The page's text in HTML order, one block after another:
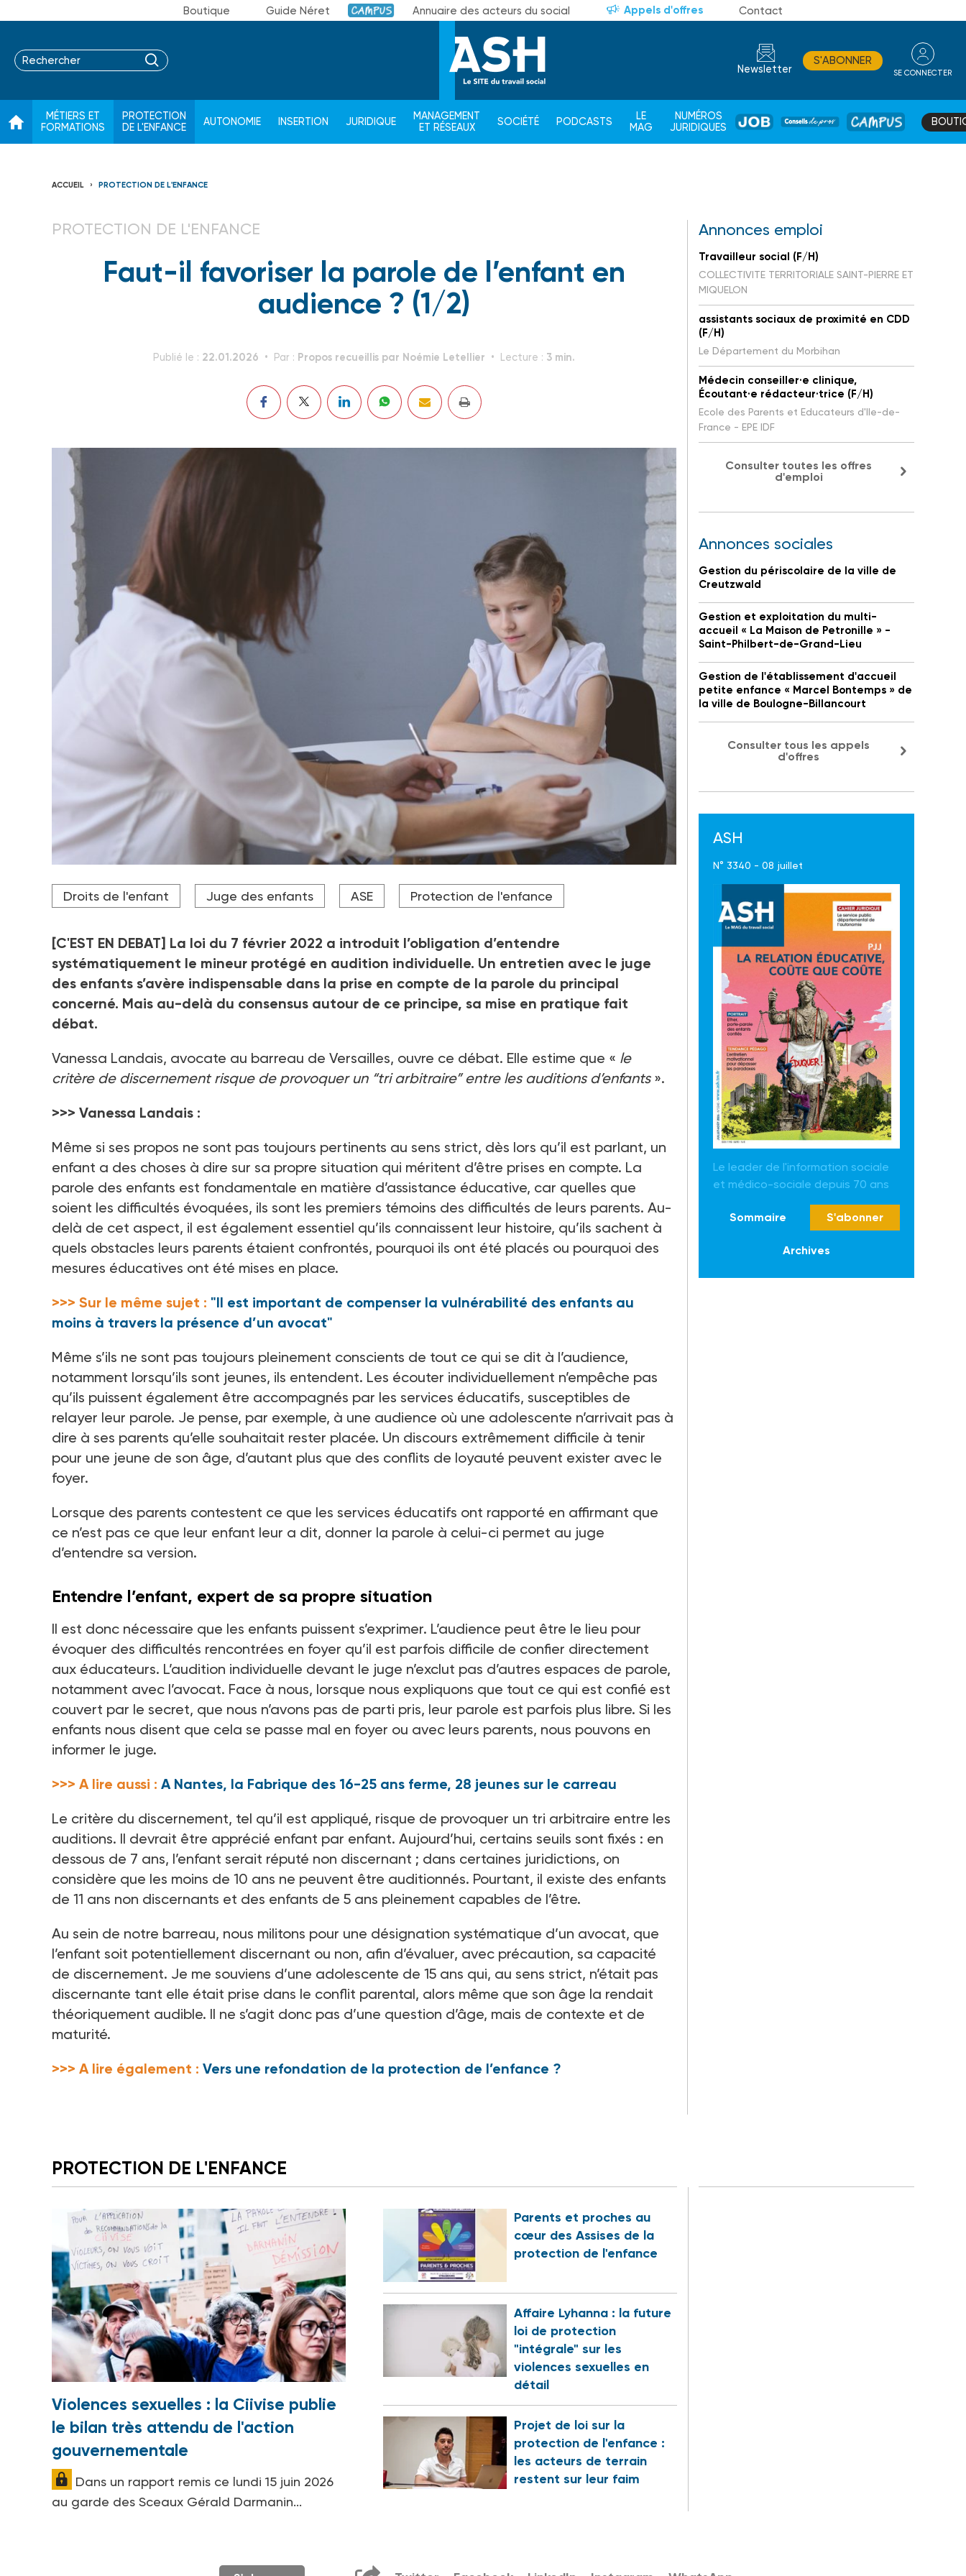
Boutique Guide Néret Campus Annuaire des acteurs du social Appels d'offres Contact
Newsletter
S'ABONNER
SE CONNECTER
MÉTIERS ET
FORMATIONS
PROTECTION
DE L'ENFANCE
AUTONOMIE INSERTION JURIDIQUE
MANAGEMENT
ET RÉSEAUX
SOCIÉTÉ PODCASTS
LE
MAG
NUMÉROS
JURIDIQUES
JOB
DE
CAMPUS
ACCUEIL PROTECTION DE L'ENFANCE
PROTECTION DE L'ENFANCE
Faut-il favoriser la parole de l’enfant en
audience ? (1/2)
Publié le : 22.01.2026 Par : Propos recueillis par Noémie Letellier Lecture : 3 min.
"Même si les enfants ne sont pas toujours pleinement conscients de tout ce qui se dit à l’audience, notamment
lorsqu’ils sont jeunes, ils entendent", estime Vanessa Landais, avocate au barreau de Versailles.
Droits de l'enfant Juge des enfants ASE Protection de l'enfance
[C'EST EN DEBAT] La loi du 7 février 2022 a introduit l’obligation d’entendre
systématiquement le mineur protégé en audition individuelle. Un entretien avec le juge
des enfants s’avère indispensable dans la prise en compte de la parole du principal
concerné. Mais au-delà du consensus autour de ce principe, sa mise en pratique fait
débat.
Vanessa Landais, avocate au barreau de Versailles, ouvre ce débat. Elle estime que « le
critère de discernement risque de provoquer un “tri arbitraire” entre les auditions d’enfants».
>>> Vanessa Landais :
Même si ses propos ne sont pas toujours pertinents au sens strict, dès lors qu’il est parlant, un
enfant a des choses à dire sur sa propre situation qui méritent d’être prises en compte. La
parole des enfants est fondamentale en matière d’assistance éducative, car quelles que
soient les difficultés évoquées, ils sont les premiers témoins des difficultés de leurs parents. Au-
delà de cet aspect, il est également essentiel qu’ils connaissent leur histoire, qu’ils sachent à
quels obstacles leurs parents étaient confrontés, pourquoi ils ont été placés ou pourquoi des
mesures éducatives ont été mises en place.
>>> Sur le même sujet : "Il est important de compenser la vulnérabilité des enfants au
moins à travers la présence d’un avocat"
Même s’ils ne sont pas toujours pleinement conscients de tout ce qui se dit à l’audience,
notamment lorsqu’ils sont jeunes, ils entendent. Les écouter individuellement n’empêche pas
qu’ils puissent également être accompagnés par les services éducatifs, susceptibles de
relayer leur parole. Je pense, par exemple, à une audience où une adolescente n’arrivait pas à
dire à ses parents qu’elle souhaitait rester placée. Un discours extrêmement difficile à tenir
pour une jeune de son âge, d’autant plus que des conflits de loyauté peuvent exister avec le
foyer.
Lorsque des parents contestent ce que les services éducatifs ont rapporté en affirmant que
ce n’est pas ce que leur enfant leur a dit, donner la parole à celui-ci permet au juge
d’entendre sa version.
Entendre l’enfant, expert de sa propre situation
Il est donc nécessaire que les enfants puissent s’exprimer. L’audience peut être le lieu pour
évoquer des difficultés rencontrées en foyer qu’il est parfois difficile de confier directement
aux éducateurs. L’audition individuelle devant le juge n’exclut pas d’autres espaces de parole,
notamment avec l’avocat. Face à nous, lorsque nous expliquons que tout ce qui est confié est
couvert par le secret, que nous n’avons pas de parti pris, leur parole est parfois plus libre. Si les
enfants nous disent que cela se passe mal en foyer ou avec leurs parents, nous pouvons en
informer le juge.
>>> A lire aussi : A Nantes, la Fabrique des 16-25 ans ferme, 28 jeunes sur le carreau
Le critère du discernement, tel qu’il est appliqué, risque de provoquer un tri arbitraire entre les
auditions. Il devrait être apprécié enfant par enfant. Aujourd’hui, certains seuils sont fixés : en
dessous de 7 ans, l’enfant serait réputé non discernant ; dans certaines juridictions, on
considère que les moins de 10 ans ne peuvent être auditionnés. Pourtant, il existe des enfants
de 11 ans non discernants et des enfants de 5 ans pleinement capables de l’être.
Au sein de notre barreau, nous militons pour une désignation systématique d’un avocat, que
l’enfant soit potentiellement discernant ou non, afin d’évaluer, avec précaution, sa capacité
de discernement. Je me souviens d’une adolescente de 15 ans qui, au sens strict, n’était pas
discernante tant elle était prise dans le conflit parental, alors même que son âge la rendait
théoriquement audible. Il ne s’agit donc pas d’une question d’âge, mais de contexte et de
maturité.
>>> A lire également : Vers une refondation de la protection de l’enfance ?
Annonces emploi
Travailleur social (F/H)
COLLECTIVITE TERRITORIALE SAINT-PIERRE ET
MIQUELON
assistants sociaux de proximité en CDD
(F/H)
Le Département du Morbihan
Médecin conseiller·e clinique,
Écoutant·e rédacteur·trice (F/H)
Ecole des Parents et Educateurs d'Ile-de-
France - EPE IDF
Consulter toutes les offres
d'emploi
Annonces sociales
Gestion du périscolaire de la ville de
Creutzwald
Gestion et exploitation du multi-
accueil « La Maison de Petronille » -
Saint-Philbert-de-Grand-Lieu
Gestion de l'établissement d'accueil
petite enfance « Marcel Bontemps » de
la ville de Boulogne-Billancourt
Consulter tous les appels
d'offres
ASH
N° 3340 - 08 juillet
Le leader de l'information sociale
et médico-sociale depuis 70 ans
Sommaire S'abonner
Archives
PROTECTION DE L'ENFANCE
Violences sexuelles : la Ciivise publie
le bilan très attendu de l'action
gouvernementale
Dans un rapport remis ce lundi 15 juin 2026
au garde des Sceaux Gérald Darmanin...
Parents et proches au
cœur des Assises de la
protection de l'enfance
Affaire Lyhanna : la future
loi de protection
"intégrale" sur les
violences sexuelles en
détail
Projet de loi sur la
protection de l'enfance :
les acteurs de terrain
restent sur leur faim